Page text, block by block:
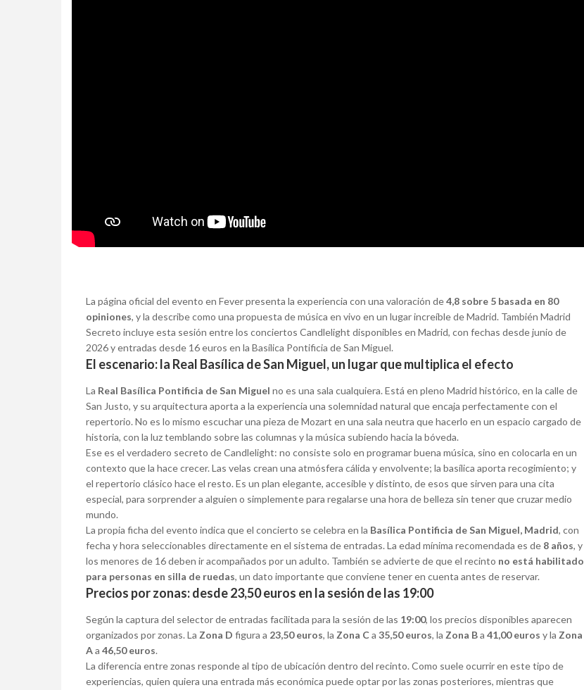
La página oficial del evento en Fever presenta la experiencia con una valoración de4,8 sobre 5 basada en 80
opiniones, y la describe como una propuesta de música en vivo en un lugar increíble de Madrid. También Madrid
Secreto incluye esta sesión entre los conciertos Candlelight disponibles en Madrid, con fechas desde junio de
2026 y entradas desde 16 euros en la Basílica Pontificia de San Miguel.
El escenario: la Real Basílica de San Miguel, un lugar que multiplica el efecto
La Real Basílica Pontificia de San Miguel no es una sala cualquiera. Está en pleno Madrid histórico, en la calle de
San Justo, y su arquitectura aporta a la experiencia una solemnidad natural que encaja perfectamente con el
repertorio. No es lo mismo escuchar una pieza de Mozart en una sala neutra que hacerlo en un espacio cargado de
historia, con la luz temblando sobre las columnas y la música subiendo hacia la bóveda.
Ese es el verdadero secreto de Candlelight: no consiste solo en programar buena música, sino en colocarla en un
contexto que la hace crecer. Las velas crean una atmósfera cálida y envolvente; la basílica aporta recogimiento; y
el repertorio clásico hace el resto. Es un plan elegante, accesible y distinto, de esos que sirven para una cita
especial, para sorprender a alguien o simplemente para regalarse una hora de belleza sin tener que cruzar medio
mundo.
La propia ficha del evento indica que el concierto se celebra en la Basílica Pontificia de San Miguel, Madrid, con
fecha y hora seleccionables directamente en el sistema de entradas. La edad mínima recomendada es de 8 años, y
los menores de 16 deben ir acompañados por un adulto. También se advierte de que el recinto no está habilitado
para personas en silla de ruedas, un dato importante que conviene tener en cuenta antes de reservar.
Precios por zonas: desde 23,50 euros en la sesión de las 19:00
Según la captura del selector de entradas facilitada para la sesión de las 19:00, los precios disponibles aparecen
organizados por zonas. La Zona D figura a 23,50 euros, la Zona Ca 35,50 euros, la Zona Ba 41,00 euros y la Zona
Aa 46,50 euros.
La diferencia entre zonas responde al tipo de ubicación dentro del recinto. Como suele ocurrir en este tipo de
experiencias, quien quiera una entrada más económica puede optar por las zonas posteriores, mientras que